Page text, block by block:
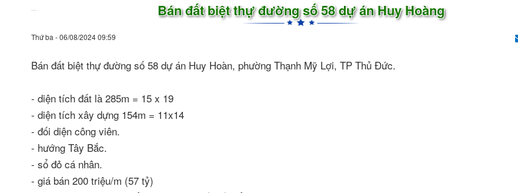
Bán đất biệt thự đường số 58 dự án Huy Hoàng
Thứ ba - 06/08/2024 09:59
Bán đất biệt thự đường số 58 dự án Huy Hoàn, phường Thạnh Mỹ Lợi, TP Thủ Đức.
- diện tích đất là 285m = 15 x 19
- diện tích xây dựng 154m = 11x14
- đối diện công viên.
- hướng Tây Bắc.
- sổ đỏ cá nhân.
- giá bán 200 triệu/m (57 tỷ)